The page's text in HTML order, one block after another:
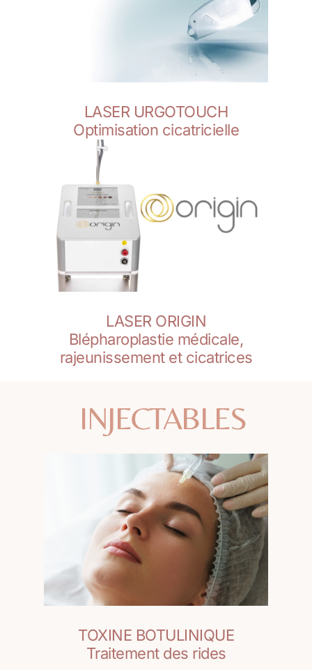
LASER URGOTOUCH
Optimisation cicatricielle
LASER ORIGIN
Blépharoplastie médicale,
rajeunissement et cicatrices
INJECTABLES
TOXINE BOTULINIQUE
Traitement des rides